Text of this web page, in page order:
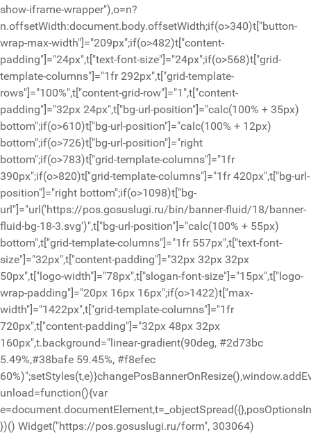
show-iframe-wrapper"),o=n?
n.offsetWidth:document.body.offsetWidth;if(o>340)t["button-
wrap-max-width"]="209px";if(o>482)t["content-
padding"]="24px",t["text-font-size"]="24px";if(o>568)t["grid-
template-columns"]="1fr 292px",t["grid-template-
rows"]="100%",t["content-grid-row"]="1",t["content-
padding"]="32px 24px",t["bg-url-position"]="calc(100% + 35px)
bottom";if(o>610)t["bg-url-position"]="calc(100% + 12px)
bottom";if(o>726)t["bg-url-position"]="right
bottom";if(o>783)t["grid-template-columns"]="1fr
390px";if(o>820)t["grid-template-columns"]="1fr 420px",t["bg-url-
position"]="right bottom";if(o>1098)t["bg-
url"]="url('https://pos.gosuslugi.ru/bin/banner-fluid/18/banner-
fluid-bg-18-3.svg')",t["bg-url-position"]="calc(100% + 55px)
bottom",t["grid-template-columns"]="1fr 557px",t["text-font-
size"]="32px",t["content-padding"]="32px 32px 32px
50px",t["logo-width"]="78px",t["slogan-font-size"]="15px",t["logo-
wrap-padding"]="20px 16px 16px";if(o>1422)t["max-
width"]="1422px",t["grid-template-columns"]="1fr
720px",t["content-padding"]="32px 48px 32px
160px",t.background="linear-gradient(90deg, #2d73bc
5.49%,#38bafe 59.45%, #f8efec
unload=function(){var
})() Widget("https://pos.gosuslugi.ru/form", 303064)